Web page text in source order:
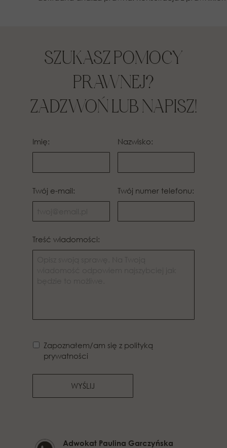
SZUKASZ POMOCY
PRAWNEJ?
ZADZWOŃ LUB NAPISZ!
Adwokat Paulina Garczyńska
Imię: Nazwisko:
Twój e-mail: Twój numer telefonu:
Treść wiadomości:
Zapoznałem/am się z polityką
prywatności
WYŚLIJ